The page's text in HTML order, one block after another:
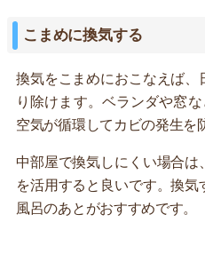
こまめに換気する
換気をこまめにおこなえば、
り除けます。ベランダや窓
空気が循環してカビの発生を
中部屋で換気しにくい場合
を活用すると良いです。換
風呂のあとがおすすめです。